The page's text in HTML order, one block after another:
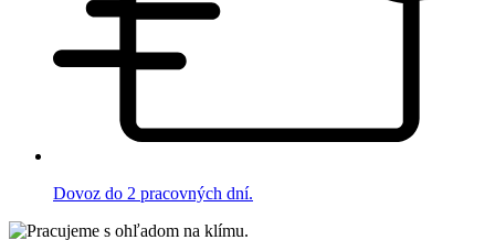
Dovoz do 2 pracovných dní.